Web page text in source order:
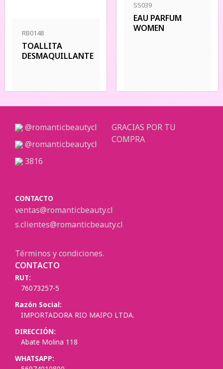
RB0148
TOALLITA
DESMAQUILLANTE
SS039
EAU PARFUM
WOMEN
@romanticbeautycl
@romanticbeautycl
3816
CONTACTO
ventas@romanticbeauty.cl
s.clientes@romanticbeauty.cl
Términos y condiciones.
GRACIAS POR TU
COMPRA
CONTACTO
RUT:
76073257-5
Razón Social:
IMPORTADORA RIO MAIPO LTDA.
DIRECCIÓN:
Abate Molina 118
WHATSAPP: